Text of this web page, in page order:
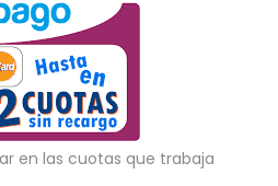
en las cuotas que trabaja